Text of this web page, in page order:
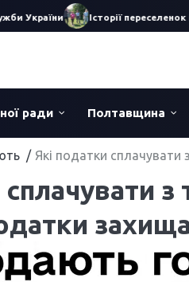
України Історії переселенок
ради Полтавщина
Які податки
сплачувати